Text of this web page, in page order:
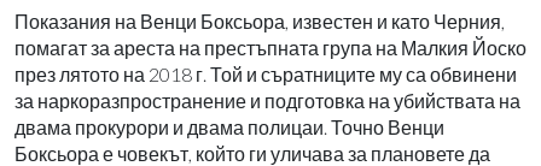
Показания на Венци Боксьора, известен и като Черния,
помагат за ареста на престъпната група на Малкия Йоско
през лятото на 2018 г. Той и съратниците му са обвинени
за наркоразпространение и подготовка на убийствата на
двама прокурори и двама полицаи. Точно Венци
Боксьора е човекът, който ги уличава за плановете да